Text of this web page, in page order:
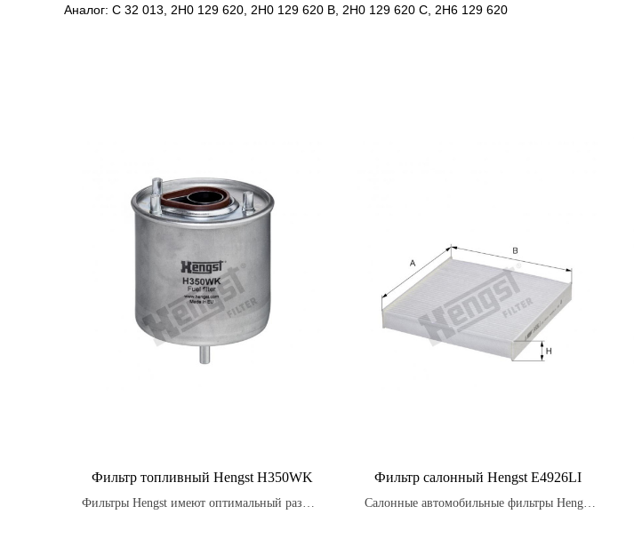
Аналог: C 32 013, 2H0 129 620, 2H0 129 620 B, 2H0 129 620 C, 2H6 129 620
Фильтр топливный Hengst H350WK
Фильтры Hengst имеют оптимальный размер
Фильтр салонный Hengst E4926LI
Салонные автомобильные фильтры Hengst